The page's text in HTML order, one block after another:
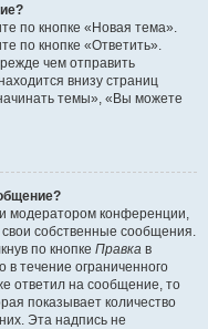
по кнопке «Новая тема».
по кнопке «Ответить».
чем отправить
внизу страниц
темы», «Вы можете
модератором конференции,
собственные сообщения.
по кнопке Правка в
в течение ограниченного
ответил на сообщение, то
показывает количество
Эта надпись не